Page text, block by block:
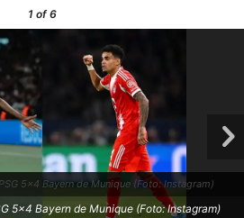
1 of 6
5x4 Bayern de Munique (Foto: Instagram)
5x4 Bayern de Munique (Foto: Instagram)